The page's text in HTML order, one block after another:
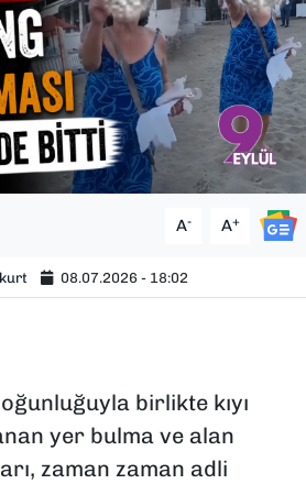
A- A+
08.07.2026 - 18:02
birlikte kıyı
yer bulma ve alan
zaman zaman adli